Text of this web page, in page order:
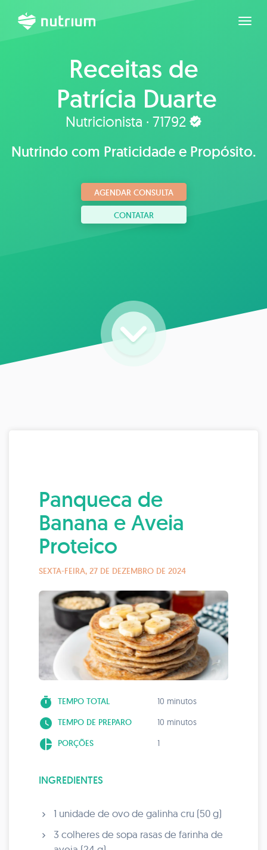
Receitas de
Patrícia Duarte
Nutricionista · 71792
Nutrindo com Praticidade e Propósito.
AGENDAR CONSULTA
CONTATAR
Panqueca de
Banana e Aveia
Proteico
SEXTA-FEIRA, 27 DE DEZEMBRO DE 2024
timer TEMPO TOTAL 10 minutos
watch_later TEMPO DE PREPARO 10 minutos
pie_chart PORÇÕES 1
INGREDIENTES
1 unidade de ovo de galinha cru (50 g)
3 colheres de sopa rasas de farinha de